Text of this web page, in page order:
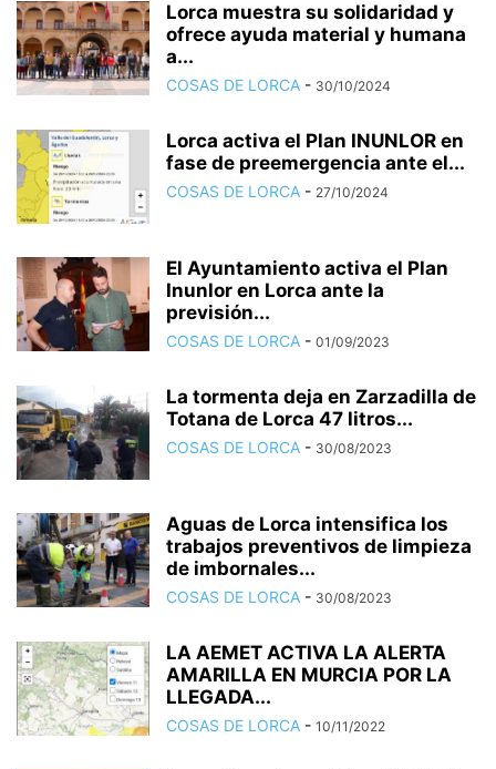
Lorca muestra su solidaridad y
ofrece ayuda material y humana
a...
COSAS DE LORCA - 30/10/2024
Lorca activa el Plan INUNLOR en
fase de preemergencia ante el...
COSAS DE LORCA - 27/10/2024
El Ayuntamiento activa el Plan
Inunlor en Lorca ante la
previsión...
COSAS DE LORCA - 01/09/2023
La tormenta deja en Zarzadilla de
Totana de Lorca 47 litros...
COSAS DE LORCA - 30/08/2023
Aguas de Lorca intensifica los
trabajos preventivos de limpieza
de imbornales...
COSAS DE LORCA - 30/08/2023
LA AEMET ACTIVA LA ALERTA
AMARILLA EN MURCIA POR LA
LLEGADA...
COSAS DE LORCA - 10/11/2022